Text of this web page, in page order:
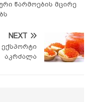
წარმოების მცირე
NEXT
აკრძალა